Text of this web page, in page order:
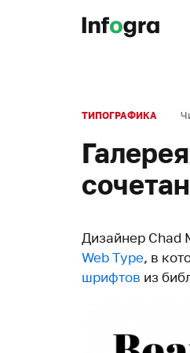
ТИПОГРАФИКА
Дизайнер Chad
Web Type, в
шрифтов из